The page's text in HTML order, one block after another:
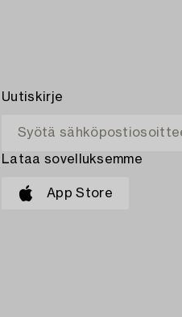
Uutiskirje
Lataa sovelluksemme
App Store